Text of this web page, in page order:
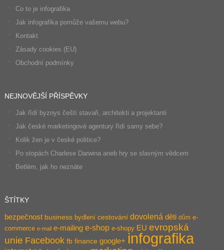
Co to je infografika
Jak infografika pomůže vašemu webu?
Kontakt
Zásady cookies (EU)
Obchodní podmínky
NEJNOVĚJŠÍ PŘÍSPĚVKY
Jak řídí byznys čeští stavaři, architekti a projektanti
Jak české marketingové agentury řídí samy sebe?
Kolik žen je v české politice?
Po stopách Charlese Darwina aneb hry se slavným vědcem
Betlém, jak ho neznáte
ŠTÍTKY
bezpečnost business bydlení cestování dovolená děti dům e-
commerce e-mail e-mailing e-shop e-shopy EU evropská
unie Facebook fb finance google+ infografika